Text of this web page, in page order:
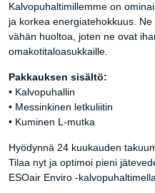
Kalvopuhaltimillemme on
ja korkea energiatehokkuus.
vähän huoltoa, joten ne ovat
omakotitaloasukkaille.
Pakkauksen sisältö:
• Kalvopuhallin
• Messinkinen letkuliitin
• Kuminen L-mutka
Hyödynnä 24 kuukauden
Tilaa nyt ja optimoi pieni
ESOair Enviro -